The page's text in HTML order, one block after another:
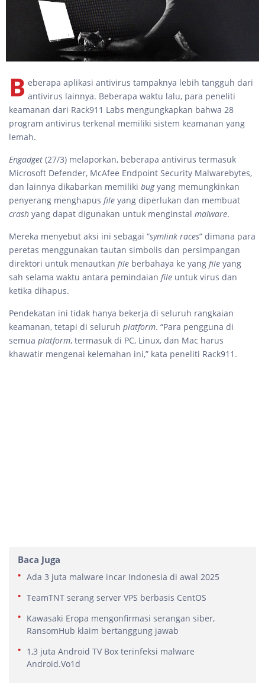
B eberapa aplikasi antivirus tampaknya lebih tangguh dari
antivirus lainnya. Beberapa waktu lalu, para peneliti
keamanan dari Rack911 Labs mengungkapkan bahwa 28
program antivirus terkenal memiliki sistem keamanan yang
lemah.
Engadget (27/3) melaporkan, beberapa antivirus termasuk
Microsoft Defender, McAfee Endpoint Security Malwarebytes,
dan lainnya dikabarkan memiliki bugyang memungkinkan
penyerang menghapus file yang diperlukan dan membuat
crash yang dapat digunakan untuk menginstal malware.
Mereka menyebut aksi ini sebagai “symlink races” dimana para
peretas menggunakan tautan simbolis dan persimpangan
direktori untuk menautkan file berbahaya ke yang file yang
sah selama waktu antara pemindaian file untuk virus dan
ketika dihapus.
Pendekatan ini tidak hanya bekerja di seluruh rangkaian
keamanan, tetapi di seluruh platform. “Para pengguna di
semua platform, termasuk di PC, Linux, dan Mac harus
khawatir mengenai kelemahan ini,” kata peneliti Rack911.
Baca Juga
Ada 3 juta malware incar Indonesia di awal 2025
TeamTNT serang server VPS berbasis CentOS
Kawasaki Eropa mengonfirmasi serangan siber,
RansomHub klaim bertanggung jawab
1,3 juta Android TV Box terinfeksi malware
Android.Vo1d